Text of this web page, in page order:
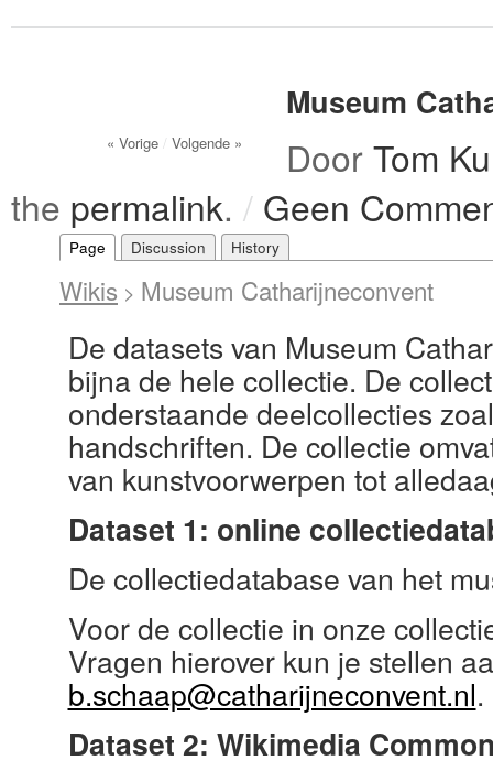
Museum
« Vorige / Volgende » Door Tom
the permalink. / Geen
Page Discussion History
Wikis > Museum Catharijneconvent
De datasets van Museum
bijna de hele collectie. De
onderstaande deelcollecties
handschriften. De collectie
van kunstvoorwerpen tot
Dataset 1: online
De collectiedatabase van het
Voor de collectie in onze
Vragen hierover kun je stellen
b.schaap@catharijneconvent.nl.
Dataset 2: Wikimedia